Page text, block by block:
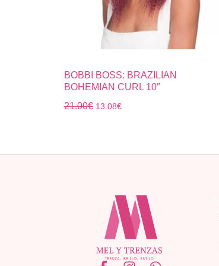
BOBBI BOSS: BRAZILIAN
BOHEMIAN CURL 10″
21.00€ 13.08€